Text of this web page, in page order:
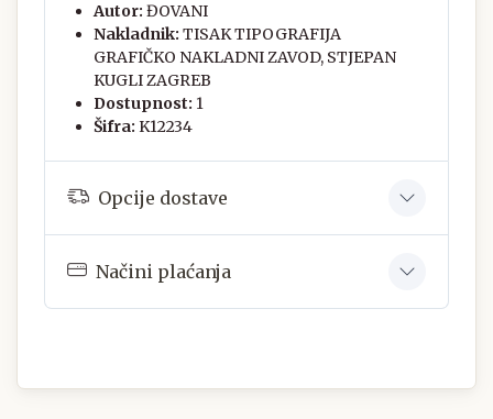
Autor: ĐOVANI
Nakladnik: TISAK TIPOGRAFIJA
GRAFIČKO NAKLADNI ZAVOD, STJEPAN
KUGLI ZAGREB
Dostupnost: 1
Šifra: K12234
Opcije dostave
Načini plaćanja